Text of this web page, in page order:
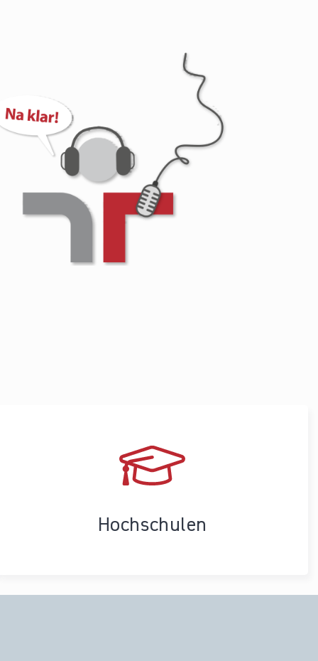
Hochschulen